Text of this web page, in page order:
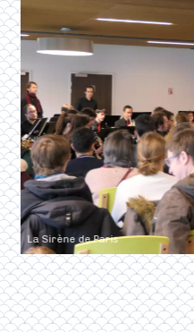
La Sirène de Paris